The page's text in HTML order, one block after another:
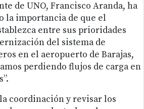
de UNO, Francisco Aranda, ha
la importancia de que el
entre sus prioridades
del sistema de
en el aeropuerto de Barajas,
perdiendo flujos de carga en
coordinación y revisar los